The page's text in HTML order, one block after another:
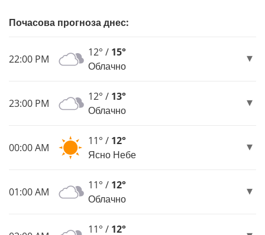
Почасова прогноза днес:
22:00 PM
12° / 15°
Облачно
23:00 PM
12° / 13°
Облачно
00:00 AM
11° / 12°
Ясно Небе
01:00 AM
11° / 12°
Облачно
11° / 12°